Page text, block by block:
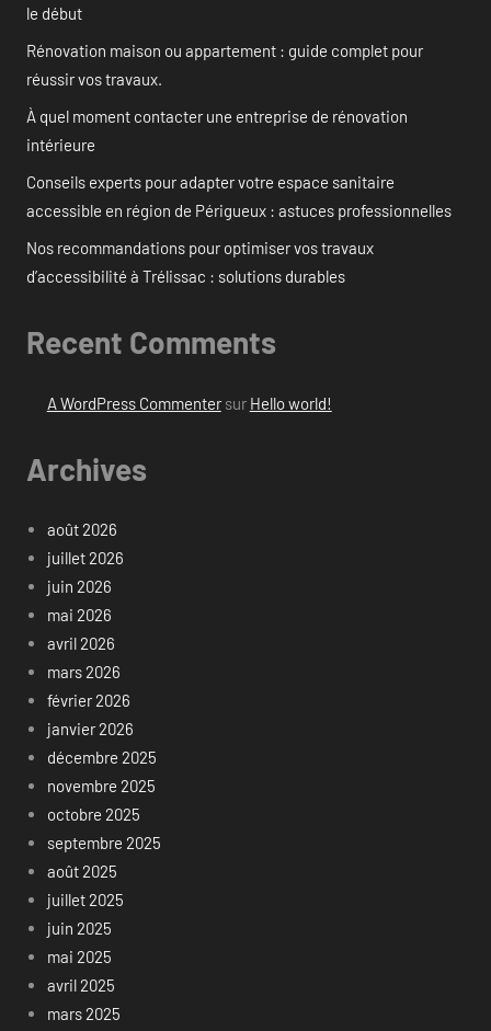
le début
Rénovation maison ou appartement : guide complet pour
réussir vos travaux.
À quel moment contacter une entreprise de rénovation
intérieure
Conseils experts pour adapter votre espace sanitaire
accessible en région de Périgueux : astuces professionnelles
Nos recommandations pour optimiser vos travaux
d’accessibilité à Trélissac : solutions durables
Recent Comments
A WordPress Commentersur Hello world!
Archives
août 2026
juillet 2026
juin 2026
mai 2026
avril 2026
mars 2026
février 2026
janvier 2026
décembre 2025
novembre 2025
octobre 2025
septembre 2025
août 2025
juillet 2025
juin 2025
mai 2025
avril 2025
mars 2025